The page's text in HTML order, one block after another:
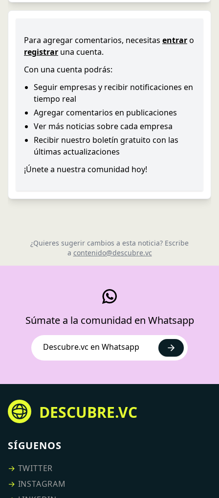
Para agregar comentarios, necesitas entraro
registrar una cuenta.
Con una cuenta podrás:
Seguir empresas y recibir notificaciones en
tiempo real
Agregar comentarios en publicaciones
Ver más noticias sobre cada empresa
Recibir nuestro boletín gratuito con las
últimas actualizaciones
¡Únete a nuestra comunidad hoy!
¿Quieres sugerir cambios a esta noticia? Escribe
a contenido@descubre.vc
Súmate a la comunidad en Whatsapp
Descubre.vc en Whatsapp
DESCUBRE.VC
SÍGUENOS
→ TWITTER
→ INSTAGRAM